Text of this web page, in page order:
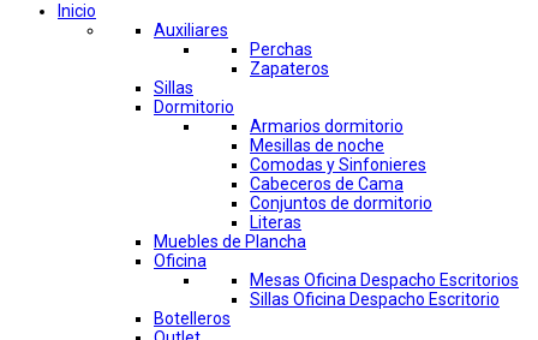
Inicio
Auxiliares
Perchas
Zapateros
Sillas
Dormitorio
Armarios dormitorio
Mesillas de noche
Comodas y Sinfonieres
Cabeceros de Cama
Conjuntos de dormitorio
Literas
Muebles de Plancha
Oficina
Mesas Oficina Despacho Escritorios
Sillas Oficina Despacho Escritorio
Botelleros